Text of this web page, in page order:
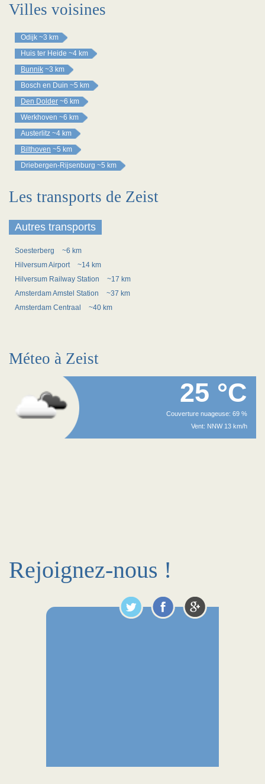
Villes voisines
Odijk ~3 km
Huis ter Heide ~4 km
Bunnik ~3 km
Bosch en Duin ~5 km
Den Dolder ~6 km
Werkhoven ~6 km
Austerlitz ~4 km
Bilthoven ~5 km
Driebergen-Rijsenburg ~5 km
Les transports de Zeist
Autres transports
Soesterberg
~6 km
Hilversum Airport
~14 km
Hilversum Railway Station
~17 km
Amsterdam Amstel Station
~37 km
Amsterdam Centraal
~40 km
Méteo à Zeist
25 °C
Couverture nuageuse: 69 %
Vent: NNW 13 km/h
Rejoignez-nous !